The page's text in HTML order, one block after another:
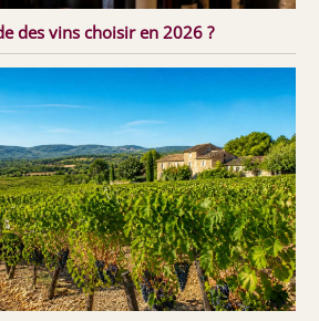
des vins choisir en 2026 ?